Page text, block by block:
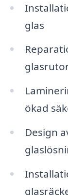
glas
ökad
Design